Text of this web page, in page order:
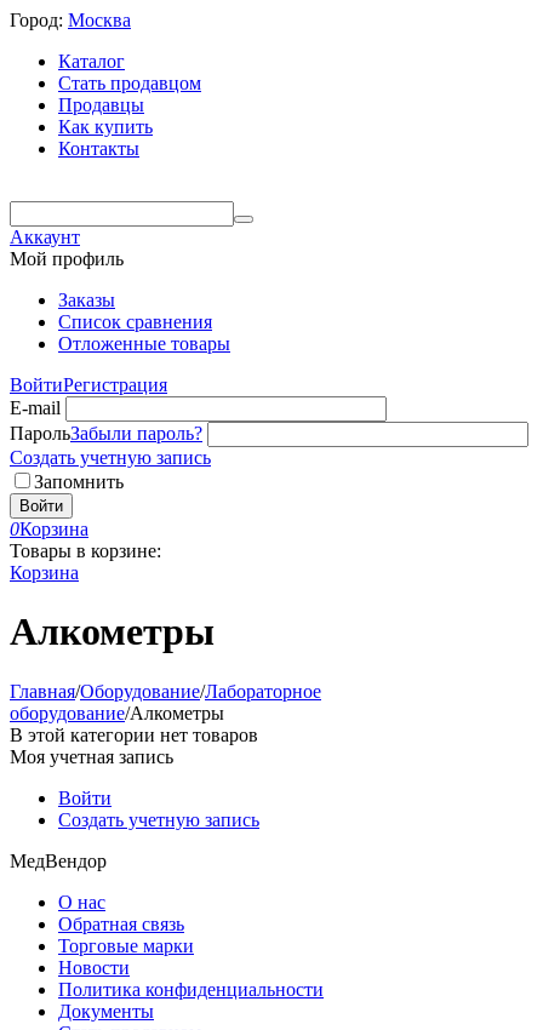
Город: Москва
Каталог
Стать продавцом
Продавцы
Как купить
Контакты
Аккаунт
Мой профиль
Заказы
Список сравнения
Отложенные товары
ВойтиРегистрация
E-mail
ПарольЗабыли пароль?
Создать учетную запись
Запомнить
Войти
0Корзина
Товары в корзине:
Корзина
Алкометры
Главная/Оборудование/Лабораторное
оборудование/Алкометры
В этой категории нет товаров
Моя учетная запись
Войти
Создать учетную запись
МедВендор
О нас
Обратная связь
Торговые марки
Новости
Политика конфиденциальности
Документы